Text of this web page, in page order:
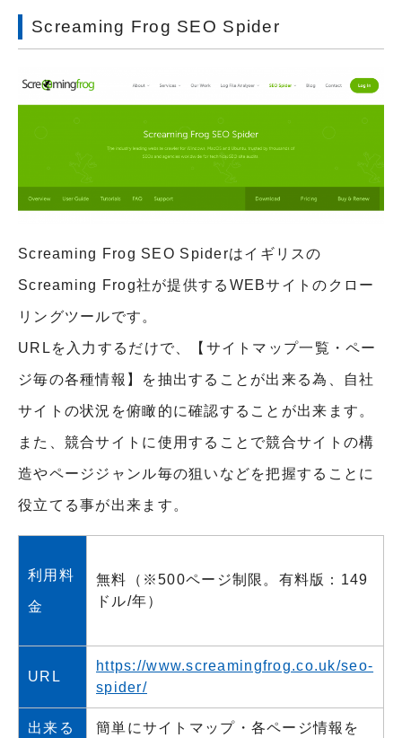
Screaming Frog SEO Spider
Screaming Frog SEO Spiderはイギリスの
Screaming Frog社が提供するWEBサイトのクロー
リングツールです。
URLを入力するだけで、【サイトマップ一覧・ペー
ジ毎の各種情報】を抽出することが出来る為、自社
サイトの状況を俯瞰的に確認することが出来ます。
また、競合サイトに使用することで競合サイトの構
造やページジャンル毎の狙いなどを把握することに
役立てる事が出来ます。
利用料
金
無料（※500ページ制限。有料版：149
ドル/年）
URL
https://www.screamingfrog.co.uk/seo-
spider/
出来る
簡単にサイトマップ・各ページ情報を